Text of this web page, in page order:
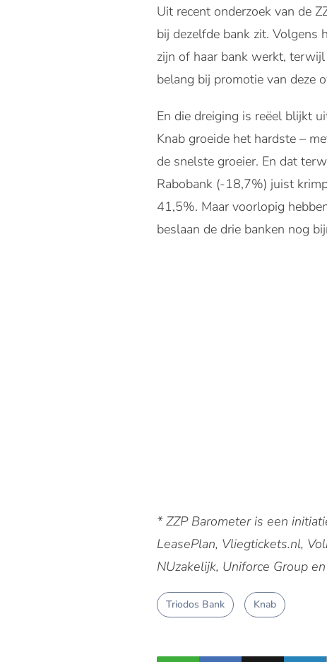
Uit recent onderzoek van de
bij dezelfde bank zit. Volgens
zijn of haar bank werkt,
belang bij promotie van deze
En die dreiging is reëel blijkt
Knab groeide het hardste –
de snelste groeier. En dat
Rabobank (-18,7%) juist
41,5%. Maar voorlopig
beslaan de drie banken nog
* ZZP Barometer is een
LeasePlan, Vliegtickets.nl,
NUzakelijk, Uniforce Group
Triodos Bank Knab